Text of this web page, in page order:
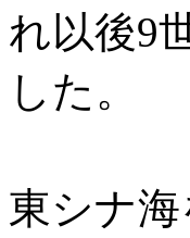
れ以後9
した。
東シナ